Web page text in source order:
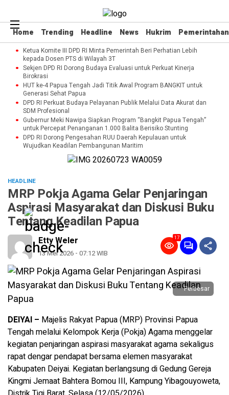
Home Trending Headline News Hukrim Pemerintahan
Ketua Komite III DPD RI Minta Pemerintah Beri Perhatian Lebih
kepada Dosen PTS di Wilayah 3T
Sekjen DPD RI Dorong Budaya Evaluasi untuk Perkuat Kinerja
Birokrasi
HUT ke-4 Papua Tengah Jadi Titik Awal Program BANGKIT untuk
Generasi Sehat Papua
DPD RI Perkuat Budaya Pelayanan Publik Melalui Data Akurat dan
SDM Profesional
Gubernur Meki Nawipa Siapkan Program “Bangkit Papua Tengah”
untuk Percepat Penanganan 1.000 Balita Berisiko Stunting
DPD RI Dorong Pengesahan RUU Daerah Kepulauan untuk
Wujudkan Keadilan Pembangunan Maritim
HEADLINE
MRP Pokja Agama Gelar Penjaringan
Aspirasi Masyarakat dan Diskusi Buku
Tentang Keadilan Papua
Etty Weler
13 Mei 2026 - 07:12 WIB
17
Perbesar
DEIYAI – Majelis Rakyat Papua (MRP) Provinsi Papua
Tengah melalui Kelompok Kerja (Pokja) Agama menggelar
kegiatan penjaringan aspirasi masyarakat agama sekaligus
rapat dengar pendapat bersama elemen masyarakat
Kabupaten Deiyai. Kegiatan berlangsung di Gedung Gereja
Kingmi Jemaat Bahtera Bomou III, Kampung Yibagouyoweta,